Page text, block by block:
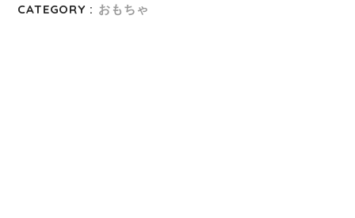
CATEGORY : おもちゃ